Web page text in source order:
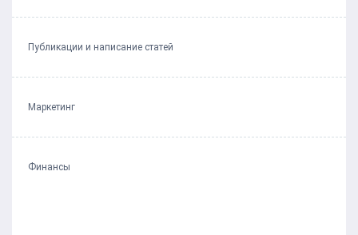
Публикации и написание статей
Маркетинг
Финансы